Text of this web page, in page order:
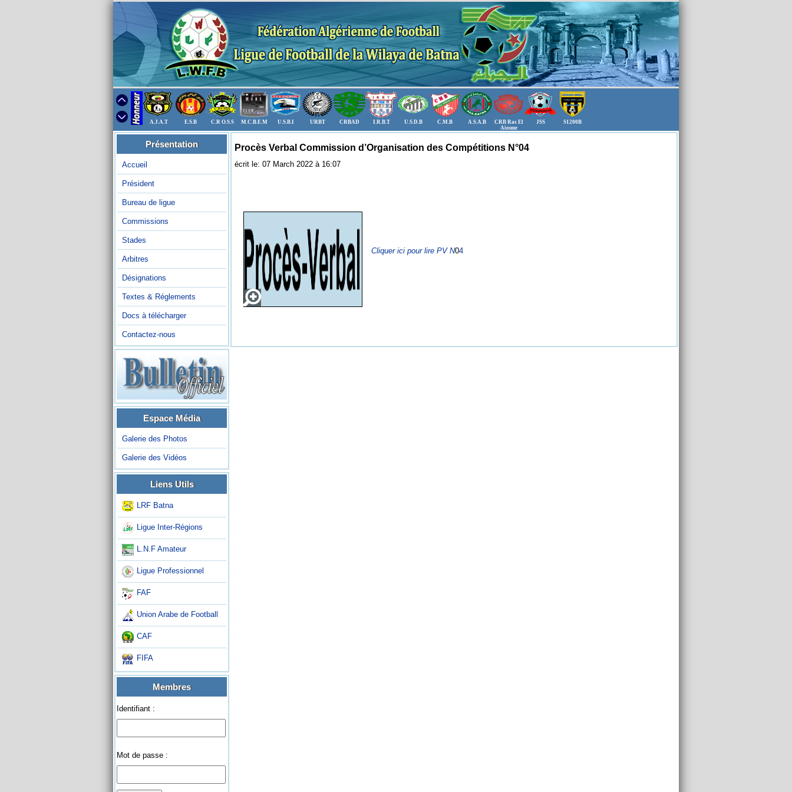
A.J.A.T E.S.B C.R O.S.S M.C.B.E.M U.S.B.I URBT CRBAD I.R.B.T U.S.D.B C.M.B A.S.A.B
CRB Ras El
Aioune
JSS S1200B
Présentation
Accueil
Président
Bureau de ligue
Commissions
Stades
Arbitres
Désignations
Textes & Réglements
Docs à télécharger
Contactez-nous
Espace Média
Galerie des Photos
Galerie des Vidéos
Liens Utils
LRF Batna
Ligue Inter-Régions
L.N.F Amateur
Ligue Professionnel
FAF
Union Arabe de Football
CAF
FIFA
Membres
Identifiant :
Mot de passe :
Procès Verbal Commission d’Organisation des Compétitions N°04
écrit le: 07 March 2022 à 16:07
Cliquer ici pour lire PV N04